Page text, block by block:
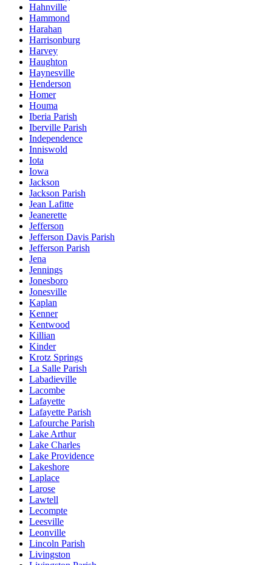
Hahnville
Hammond
Harahan
Harrisonburg
Harvey
Haughton
Haynesville
Henderson
Homer
Houma
Iberia Parish
Iberville Parish
Independence
Inniswold
Iota
Iowa
Jackson
Jackson Parish
Jean Lafitte
Jeanerette
Jefferson
Jefferson Davis Parish
Jefferson Parish
Jena
Jennings
Jonesboro
Jonesville
Kaplan
Kenner
Kentwood
Killian
Kinder
Krotz Springs
La Salle Parish
Labadieville
Lacombe
Lafayette
Lafayette Parish
Lafourche Parish
Lake Arthur
Lake Charles
Lake Providence
Lakeshore
Laplace
Larose
Lawtell
Lecompte
Leesville
Leonville
Lincoln Parish
Livingston